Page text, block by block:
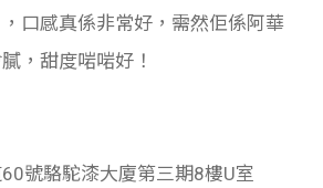
口感真係非常好，需然佢係阿華
，甜度啱啱好！
號駱駝漆大廈第三期8樓U室